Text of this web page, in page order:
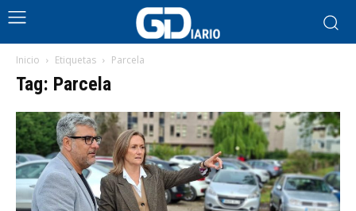
Inicio Etiquetas Parcela
Tag: Parcela